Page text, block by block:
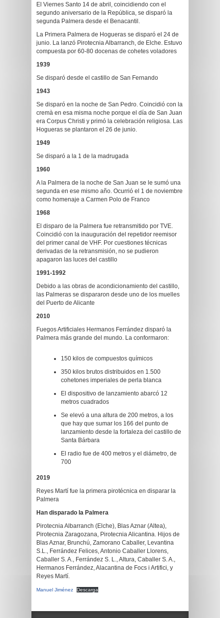
El Viernes Santo 14 de abril, coincidiendo con el
segundo aniversario de la República, se disparó la
segunda Palmera desde el Benacantil.
La Primera Palmera de Hogueras se disparó el 24 de
junio. La lanzó Pirotecnia Albarranch, de Elche. Estuvo
compuesta por 60-80 docenas de cohetes voladores
1939
Se disparó desde el castillo de San Fernando
1943
Se disparó en la noche de San Pedro. Coincidió con la
cremà en esa misma noche porque el día de San Juan
era Corpus Christi y primó la celebración religiosa. Las
Hogueras se plantaron el 26 de junio.
1949
Se disparó a la 1 de la madrugada
1960
A la Palmera de la noche de San Juan se le sumó una
segunda en ese mismo año. Ocurrió el 1 de noviembre
como homenaje a Carmen Polo de Franco
1968
El disparo de la Palmera fue retransmitido por TVE.
Coincidió con la inauguración del repetidor reemisor
del primer canal de VHF. Por cuestiones técnicas
derivadas de la retransmisión, no se pudieron
apagaron las luces del castillo
1991-1992
Debido a las obras de acondicionamiento del castillo,
las Palmeras se dispararon desde uno de los muelles
del Puerto de Alicante
2010
Fuegos Artificiales Hermanos Ferrández disparó la
Palmera más grande del mundo. La conformaron:
150 kilos de compuestos químicos
350 kilos brutos distribuidos en 1.500
cohetones imperiales de perla blanca
El dispositivo de lanzamiento abarcó 12
metros cuadrados
Se elevó a una altura de 200 metros, a los
que hay que sumar los 166 del punto de
lanzamiento desde la fortaleza del castillo de
Santa Bárbara
El radio fue de 400 metros y el diámetro, de
700
2019
Reyes Martí fue la primera pirotécnica en disparar la
Palmera
Han disparado la Palmera
Pirotecnia Albarranch (Elche), Blas Aznar (Altea),
Pirotecnia Zaragozana, Pirotecnia Alicantina. Hijos de
Blas Aznar, Brunchú, Zamorano Caballer, Levantina
S.L., Ferrández Felices, Antonio Caballer Llorens,
Caballer S. A., Ferrández S. L., Altura, Caballer S. A.,
Hermanos Ferrández, Alacantina de Focs i Artifici, y
Reyes Martí.
Manuel Jiménez Descarga